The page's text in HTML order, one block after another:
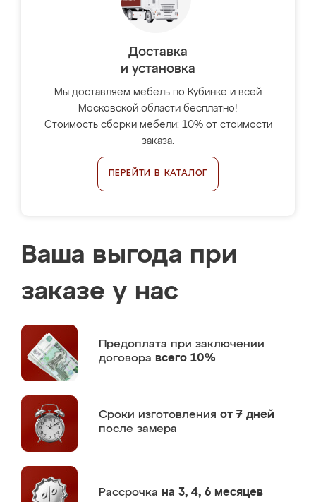
Доставка
и установка
Мы доставляем мебель по Кубинке и всей
Московской области бесплатно!
Стоимость сборки мебели: 10% от стоимости
заказа.
ПЕРЕЙТИ В КАТАЛОГ
Ваша выгода при
заказе у нас
Предоплата при заключении
договора всего 10%
Сроки изготовления от 7 дней
после замера
Рассрочка на 3, 4, 6 месяцев